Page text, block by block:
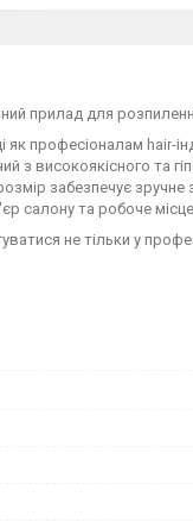
прилад для
професіоналам hair-
з високоякісного та
забезпечує
салону та робоче
не тільки у